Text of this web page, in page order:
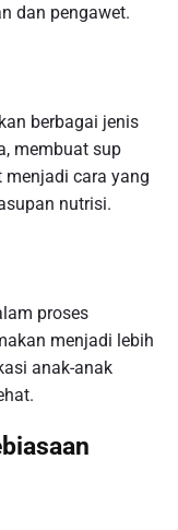
dan pengawet.
berbagai jenis
membuat sup
cara yang
nutrisi.
proses
menjadi lebih
anak-anak